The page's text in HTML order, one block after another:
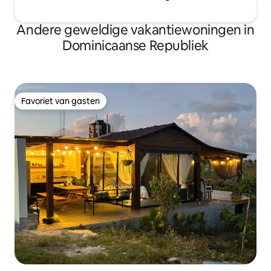
Andere geweldige vakantiewoningen in
Dominicaanse Republiek
Favoriet van gasten
Favoriet van gasten